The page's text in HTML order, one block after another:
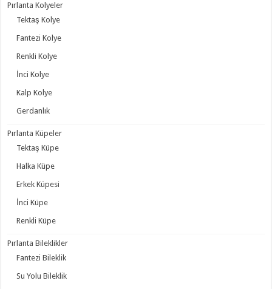
Pırlanta Kolyeler
Tektaş Kolye
Fantezi Kolye
Renkli Kolye
İnci Kolye
Kalp Kolye
Gerdanlık
Pırlanta Küpeler
Tektaş Küpe
Halka Küpe
Erkek Küpesi
İnci Küpe
Renkli Küpe
Pırlanta Bileklikler
Fantezi Bileklik
Su Yolu Bileklik